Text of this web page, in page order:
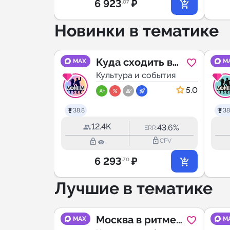
6 923.07 ₽
Новинки в тематике
MAX
38.8
Куда сходить в
Красноярске
Культура и события
5.0
12.4K ERR:43.6%
lock_outline lock_outlineCPV
6 293.70 ₽
Лучшие в тематике
MAX
Москва в ритме